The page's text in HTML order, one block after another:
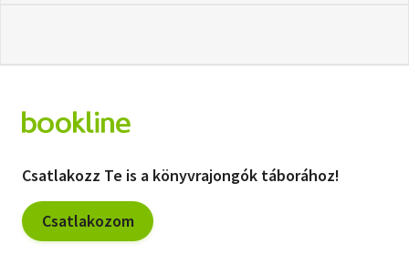
Csatlakozz Te is a könyvrajongók táborához!
Csatlakozom